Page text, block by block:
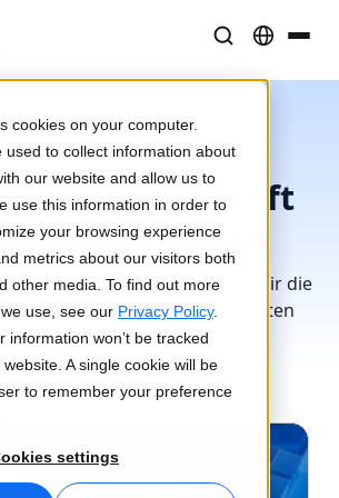
cookies on your computer.
used to collect information about
our website and allow us to
use this information in order to
your browsing experience
metrics about our visitors both
other media. To find out more
use, see our Privacy Policy.
information won’t be tracked
A single cookie will be
to remember your preference
settings
menschliche Präzision
überall
Unterhaltung
auf jeden Bildschirm
Outsourcing
Übersetzungen
definiert
APIs und Konnektoren
in Ihre Workflows
unseren Kunden
zu globalen Inhalten
Strategien
Partner
an die Kraft
Partner kennen, mit denen wir die
Kommunikation neu gestalten
möchten.